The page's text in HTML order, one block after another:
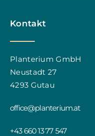
Kontakt
Planterium GmbH
Neustadt 27
4293 Gutau
office@planterium.at
+43 660 13 77 547